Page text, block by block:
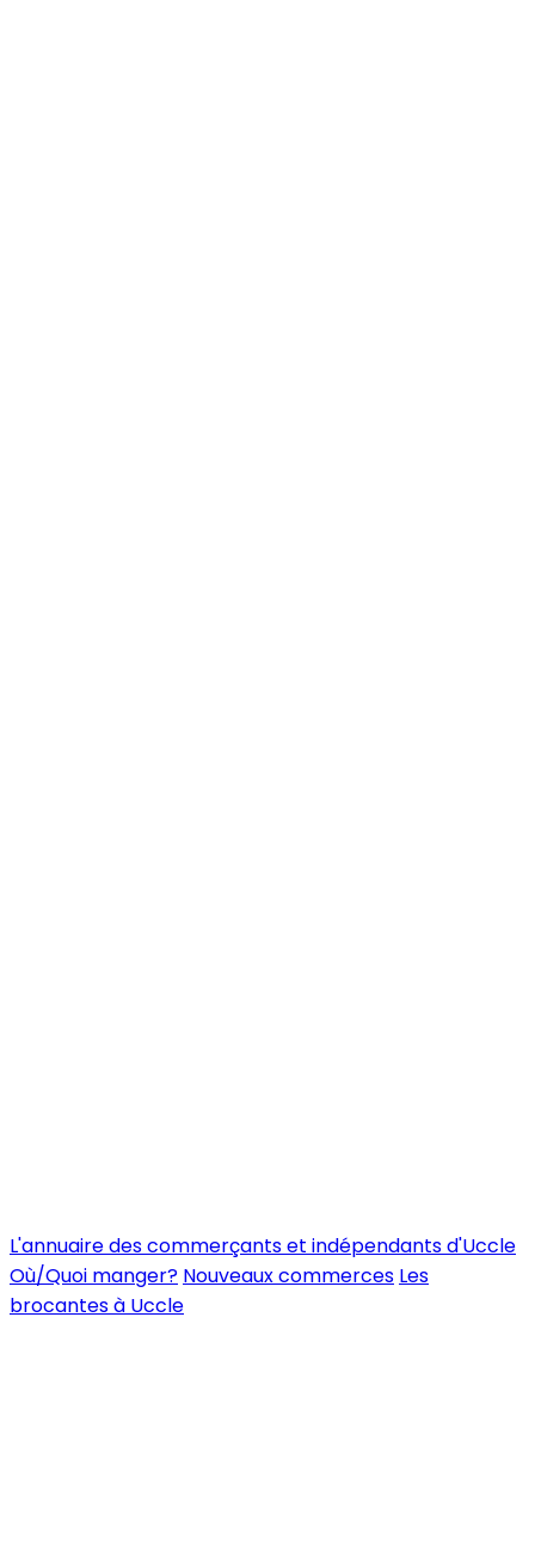
L'annuaire des commerçants et indépendants d'Uccle
Où/Quoi manger? Nouveaux commerces Les
brocantes à Uccle